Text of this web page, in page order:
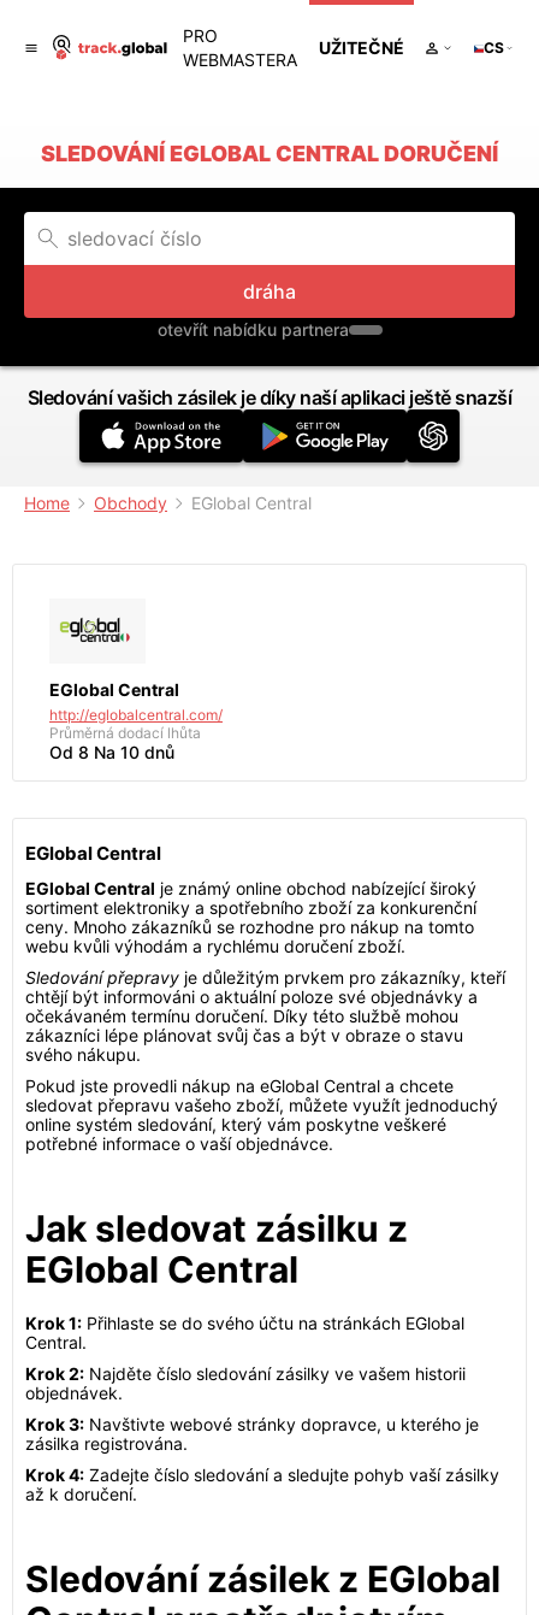
PRO
WEBMASTERA
UŽITEČNÉ CS
SLEDOVÁNÍ EGLOBAL CENTRAL DORUČENÍ
dráha
otevřít nabídku partnera
Sledování vašich zásilek je díky naší aplikaci ještě snazší
Home Obchody EGlobal Central
EGlobal Central
http://eglobalcentral.com/
Průměrná dodací lhůta
Od 8 Na 10 dnů
EGlobal Central
EGlobal Central je známý online obchod nabízející široký
sortiment elektroniky a spotřebního zboží za konkurenční
ceny. Mnoho zákazníků se rozhodne pro nákup na tomto
webu kvůli výhodám a rychlému doručení zboží.
Sledování přepravy je důležitým prvkem pro zákazníky, kteří
chtějí být informováni o aktuální poloze své objednávky a
očekávaném termínu doručení. Díky této službě mohou
zákazníci lépe plánovat svůj čas a být v obraze o stavu
svého nákupu.
Pokud jste provedli nákup na eGlobal Central a chcete
sledovat přepravu vašeho zboží, můžete využít jednoduchý
online systém sledování, který vám poskytne veškeré
potřebné informace o vaší objednávce.
Jak sledovat zásilku z
EGlobal Central
Krok 1: Přihlaste se do svého účtu na stránkách EGlobal
Central.
Krok 2: Najděte číslo sledování zásilky ve vašem historii
objednávek.
Krok 3: Navštivte webové stránky dopravce, u kterého je
zásilka registrována.
Krok 4: Zadejte číslo sledování a sledujte pohyb vaší zásilky
až k doručení.
Sledování zásilek z EGlobal